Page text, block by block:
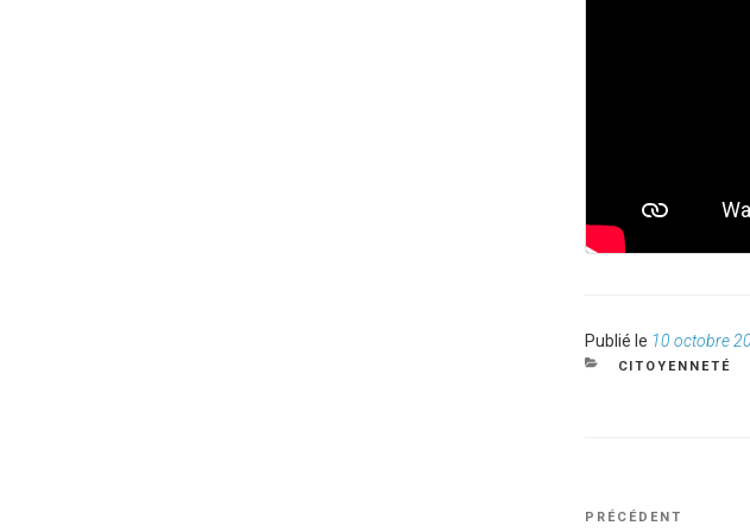
Publié le Publié
le
10 octobre
CATÉGORIES
CITOYENNETÉ
NAVIGATION
Article
PRÉCÉDENT